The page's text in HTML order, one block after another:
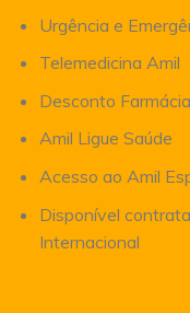
Urgência e
Telemedicina Amil
Desconto Farmácia
Amil Ligue Saúde
Acesso ao Amil
Disponível
Internacional